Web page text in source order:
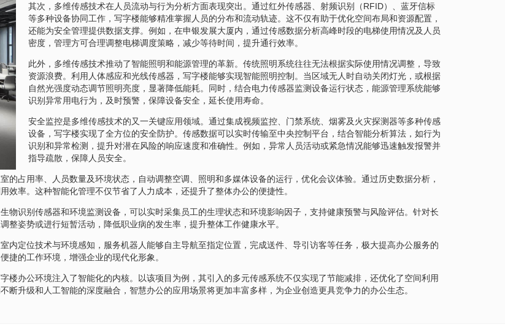
其次，多维传感技术在人员流动与行为分析方面表现突出。通过红外传感器、射频识别（RFID）、蓝牙信标
等多种设备协同工作，写字楼能够精准掌握人员的分布和流动轨迹。这不仅有助于优化空间布局和资源配置，
还能为安全管理提供数据支撑。例如，在申银发展大厦内，通过传感数据分析高峰时段的电梯使用情况及人员
密度，管理方可合理调整电梯调度策略，减少等待时间，提升通行效率。
此外，多维传感技术推动了智能照明和能源管理的革新。传统照明系统往往无法根据实际使用情况调整，导致
资源浪费。利用人体感应和光线传感器，写字楼能够实现智能照明控制。当区域无人时自动关闭灯光，或根据
自然光强度动态调节照明亮度，显著降低能耗。同时，结合电力传感器监测设备运行状态，能源管理系统能够
识别异常用电行为，及时预警，保障设备安全，延长使用寿命。
安全监控是多维传感技术的又一关键应用领域。通过集成视频监控、门禁系统、烟雾及火灾探测器等多种传感
设备，写字楼实现了全方位的安全防护。传感数据可以实时传输至中央控制平台，结合智能分析算法，如行为
识别和异常检测，提升对潜在风险的响应速度和准确性。例如，异常人员活动或紧急情况能够迅速触发报警并
指导疏散，保障人员安全。
的占用率、人员数量及环境状态，自动调整空调、照明和多媒体设备的运行，优化会议体验。通过历史数据分析，
率。这种智能化管理不仅节省了人力成本，还提升了整体办公的便捷性。
物识别传感器和环境监测设备，可以实时采集员工的生理状态和环境影响因子，支持健康预警与风险评估。针对长
姿势或进行短暂活动，降低职业病的发生率，提升整体工作健康水平。
内定位技术与环境感知，服务机器人能够自主导航至指定位置，完成送件、导引访客等任务，极大提高办公服务的
捷的工作环境，增强企业的现代化形象。
楼办公环境注入了智能化的内核。以该项目为例，其引入的多元传感系统不仅实现了节能减排，还优化了空间利用
升级和人工智能的深度融合，智慧办公的应用场景将更加丰富多样，为企业创造更具竞争力的办公生态。